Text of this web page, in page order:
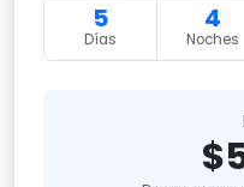
5
Días
4
Noches